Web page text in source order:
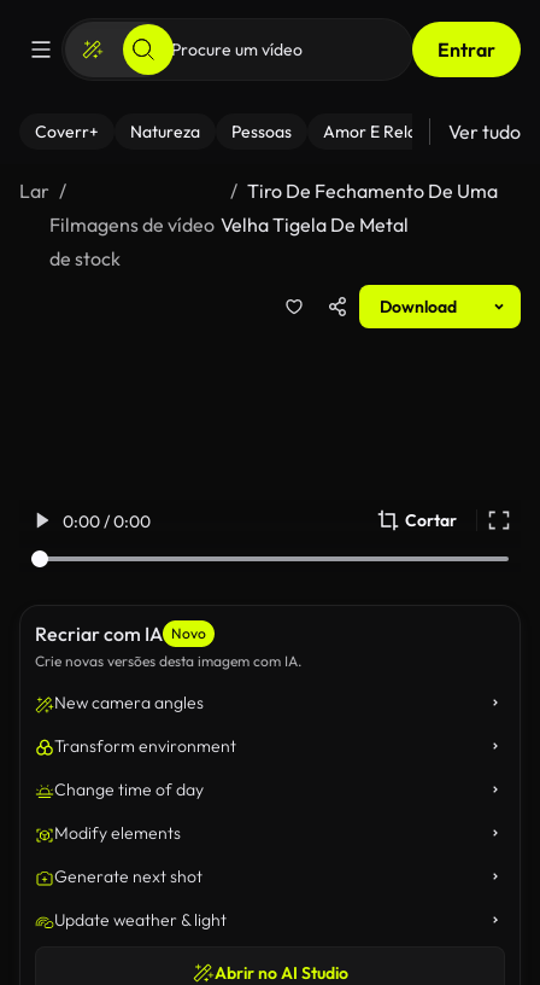
Entrar
Coverr+ Natureza Pessoas Amor E Relacionamentos
Ver tudo
Lar
Filmagens de vídeo
de stock
Tiro De Fechamento De Uma
Velha Tigela De Metal
Download
0:00 / 0:00 Cortar
Recriar com IA Novo
Crie novas versões desta imagem com IA.
New camera angles
Transform environment
Change time of day
Modify elements
Generate next shot
Update weather & light
Abrir no AI Studio